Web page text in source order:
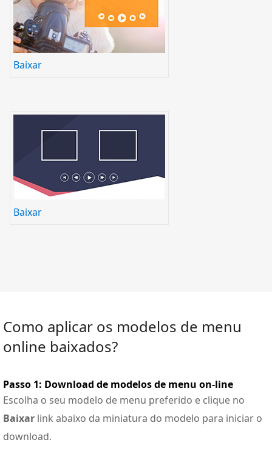
Baixar
Baixar
Como aplicar os modelos de menu
online baixados?
Passo 1: Download de modelos de menu on-line
Escolha o seu modelo de menu preferido e clique no
Baixar link abaixo da miniatura do modelo para iniciar o
download.